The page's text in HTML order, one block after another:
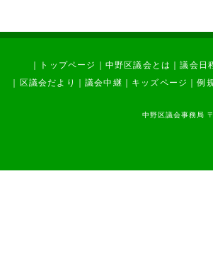
トップページ 中野区議会とは ｜議会日
区議会だより ｜議会中継 キッズページ ｜例
中野区議会事務局